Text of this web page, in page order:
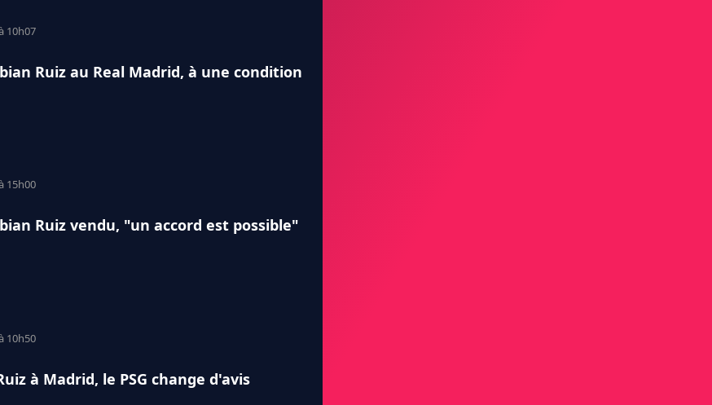
10h07
Ruiz au Real Madrid, à une condition
15h00
Ruiz vendu, "un accord est possible"
10h50
à Madrid, le PSG change d'avis